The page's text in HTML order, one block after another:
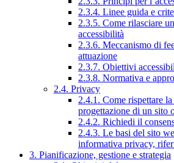
2.3.4. Linee guida e
2.3.5. Come rilasciare
accessibilità
2.3.6. Meccanismo di
attuazione
2.3.7. Obiettivi
2.3.8. Normativa e
2.4. Privacy
2.4.1. Come rispettare
progettazione di un sito
2.4.2. Richiedi il
2.4.3. Le basi del sito
informativa privacy,
3. Pianificazione, gestione e strategia